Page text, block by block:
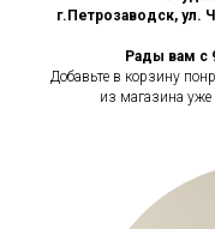
г.Петрозаводск, ул.
Рады вам с
Добавьте в корзину
из магазина уже